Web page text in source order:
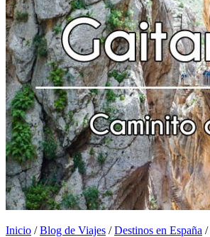
Inicio /Blog de Viajes /Destinos en España /